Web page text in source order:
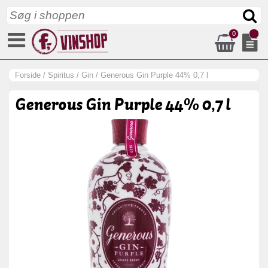
0
Forside / Spiritus / Gin / Generous Gin Purple 44% 0,7 l
Generous Gin Purple 44% 0,7 l